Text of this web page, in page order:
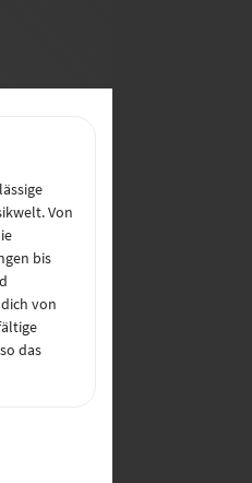
Von
bis
von
das